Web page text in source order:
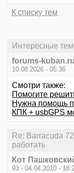
К списку тем
Интересные
forums-kuban.ru
10.08.2026 - 05:36
Смотри также:
Помогите
Нужна помощь
КПК + usbGPS
Re: Barracuda
работать
Кот
93 - 04.04.2010 -